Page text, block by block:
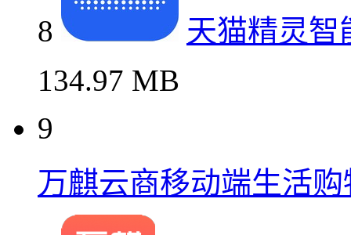
8
天猫精灵智
134.97 MB
9
万麒云商移动端生活